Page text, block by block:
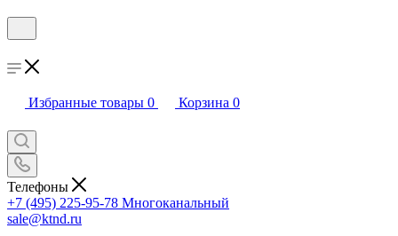
Избранные товары 0 Корзина 0
Телефоны
+7 (495) 225-95-78 Многоканальный
sale@ktnd.ru